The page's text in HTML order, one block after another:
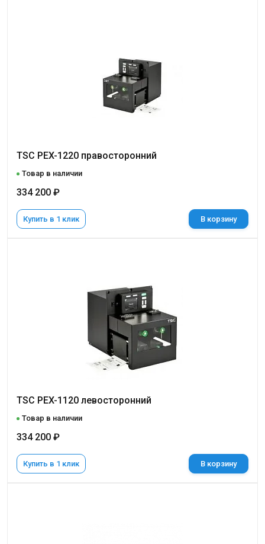
TSC PEX-1220 правосторонний
Товар в наличии
334 200 ₽
Купить в 1 клик В корзину
TSC PEX-1120 левосторонний
Товар в наличии
334 200 ₽
Купить в 1 клик В корзину